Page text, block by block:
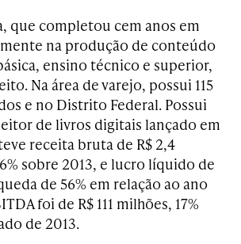
que completou cem anos em
na produção de conteúdo
ensino técnico e superior,
Na área de varejo, possui 115
e no Distrito Federal. Possui
de livros digitais lançado em
receita bruta de R$ 2,4
sobre 2013, e lucro líquido de
de 56% em relação ao ano
foi de R$ 111 milhões, 17%
de 2013.